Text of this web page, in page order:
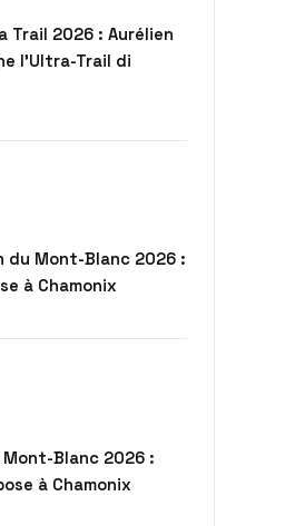
Trail 2026 : Aurélien
l’Ultra-Trail di
du Mont-Blanc 2026 :
à Chamonix
Blanc 2026 :
à Chamonix